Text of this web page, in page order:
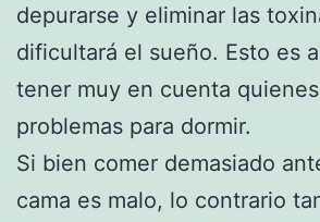
depurarse y eliminar las
dificultará el sueño. Esto es
tener muy en cuenta
problemas para dormir.
Si bien comer demasiado
cama es malo, lo contrario